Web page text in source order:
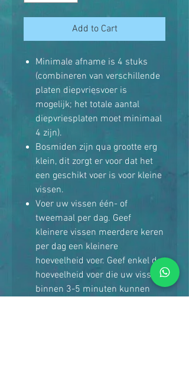
Add to Cart
Minimale afname is 4 stuks
(combineren van verschillende
platen diepvriesvoer is
mogelijk; het totale aantal
diepvriesplaten moet minimaal
4 zijn).
Bosmiden zijn qua grootte erg
klein, dit zorgt er voor dat het
een geschikt voer is voor kleine
vissen.
Voer uw vissen één- of
tweemaal per dag. Geef
kleinere vissen meerdere keren
per dag een kleinere
hoeveelheid voer. Geef enkel de
hoeveelheid voer die uw vissen
binnen 3-5 minuten kunnen